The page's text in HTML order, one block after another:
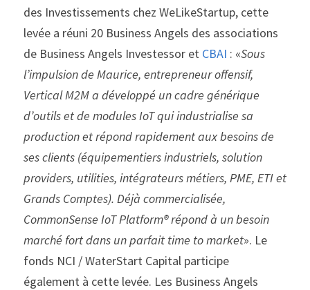
des Investissements chez WeLikeStartup, cette
levée a réuni 20 Business Angels des associations
de Business Angels Investessor et CBAI : «Sous
l’impulsion de Maurice, entrepreneur offensif,
Vertical M2M a développé un cadre générique
d’outils et de modules IoT qui industrialise sa
production et répond rapidement aux besoins de
ses clients (équipementiers industriels, solution
providers, utilities, intégrateurs métiers, PME, ETI et
Grands Comptes). Déjà commercialisée,
CommonSense IoT Platform® répond à un besoin
marché fort dans un parfait time to market». Le
fonds NCI / WaterStart Capital participe
également à cette levée. Les Business Angels